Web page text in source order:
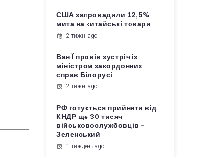
США запровадили 12,5%
мита на китайські товари
2 тижні ago
Ван Ї провів зустріч із
міністром закордонних
справ Білорусі
2 тижні ago
РФ готується прийняти від
КНДР ще 30 тисяч
військовослужбовців –
Зеленський
1 тиждень ago